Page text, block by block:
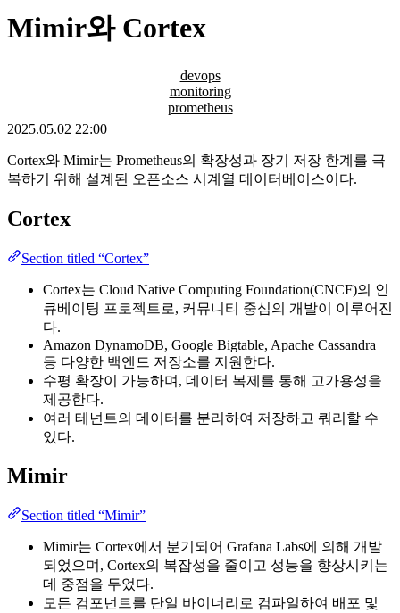
Mimir와 Cortex
devops
monitoring
prometheus
2025.05.02 22:00
Cortex와 Mimir는 Prometheus의 확장성과 장기 저장 한계를 극
복하기 위해 설계된 오픈소스 시계열 데이터베이스이다.
Cortex
Section titled “Cortex”
Cortex는 Cloud Native Computing Foundation(CNCF)의 인
큐베이팅 프로젝트로, 커뮤니티 중심의 개발이 이루어진
다.
Amazon DynamoDB, Google Bigtable, Apache Cassandra
등 다양한 백엔드 저장소를 지원한다.
수평 확장이 가능하며, 데이터 복제를 통해 고가용성을
제공한다.
여러 테넌트의 데이터를 분리하여 저장하고 쿼리할 수
있다.
Mimir
Section titled “Mimir”
Mimir는 Cortex에서 분기되어 Grafana Labs에 의해 개발
되었으며, Cortex의 복잡성을 줄이고 성능을 향상시키는
데 중점을 두었다.
모든 컴포넌트를 단일 바이너리로 컴파일하여 배포 및